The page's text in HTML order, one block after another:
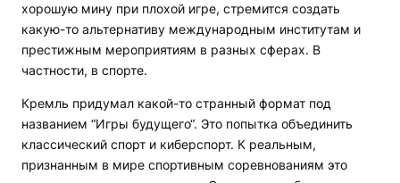
хорошую мину при плохой игре, стремится создать
какую-то альтернативу международным институтам и
престижным мероприятиям в разных сферах. В
частности, в спорте.
Кремль придумал какой-то странный формат под
названием “Игры будущего“. Это попытка объединить
классический спорт и киберспорт. К реальным,
признанным в мире спортивным соревнованиям это